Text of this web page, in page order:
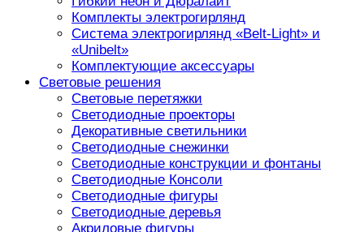
Комплекты электрогирлянд
Система электрогирлянд «Belt-Light» и
«Unibelt»
Комплектующие аксессуары
Световые решения
Световые перетяжки
Светодиодные проекторы
Декоративные светильники
Светодиодные снежинки
Светодиодные конструкции и фонтаны
Светодиодные Консоли
Светодиодные фигуры
Светодиодные деревья
Акриловые фигуры